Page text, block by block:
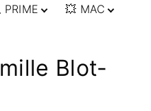
/
🇧🇷 BRASIL
🇨🇱 CHILE
🇮🇳 INDIA
🇯🇵 JAPÓN
🇩🇪 ALEMANIA
PRIME
IMPRESCINDIBLES
💥 MAC
👁️ ANIME
🗨 CÓMICS
Blot-